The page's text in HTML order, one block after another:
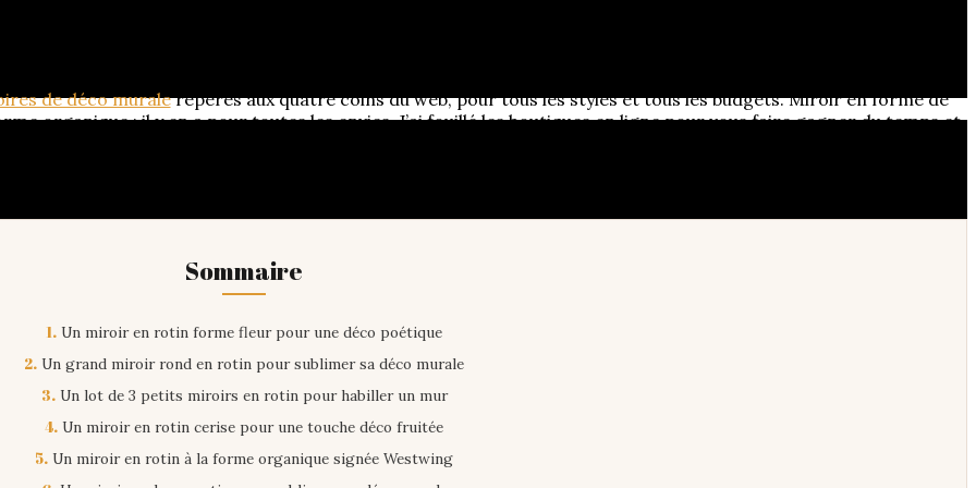
encore mieux. Ce matériau tressé a ce petit quelque chose de bohème et d’intemporel qui me plaît tant. Si vous
de déco muralerepérés aux quatre coins du web, pour tous les styles et tous les budgets. Miroir en forme de
organique : il y en a pour toutes les envies. J’ai fouillé les boutiques en ligne pour vous faire gagner du temps et
Sommaire
1. Un miroir en rotin forme fleur pour une déco poétique
2. Un grand miroir rond en rotin pour sublimer sa déco murale
3.Un lot de 3 petits miroirs en rotin pour habiller un mur
4. Un miroir en rotin cerise pour une touche déco fruitée
5. Un miroir en rotin à la forme organique signée Westwing